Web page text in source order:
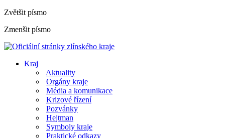
Zvětšit písmo
Zmenšit písmo
Kraj
Aktuality
Orgány kraje
Média a komunikace
Krizové řízení
Pozvánky
Hejtman
Symboly kraje
Praktické odkazy